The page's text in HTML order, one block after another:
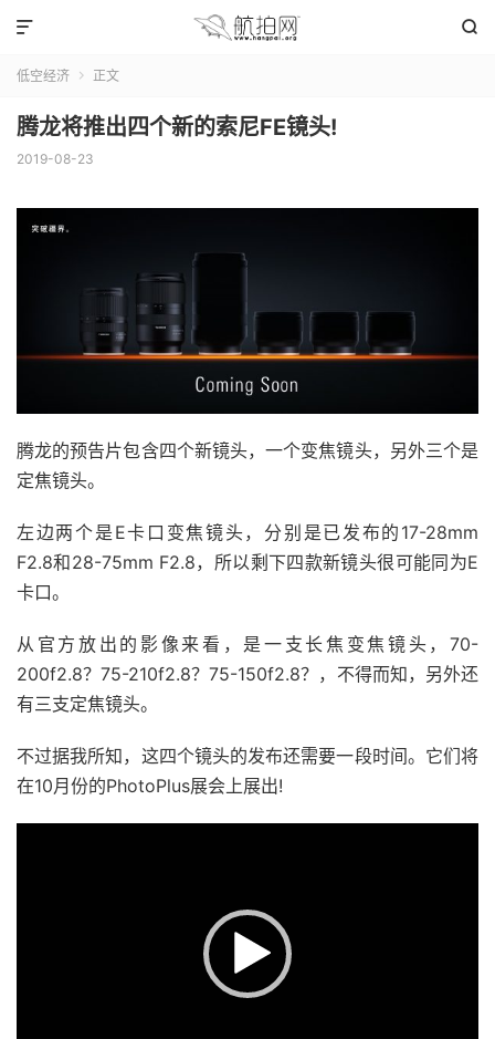


低空经济  正文
腾龙将推出四个新的索尼FE镜头!
2019-08-23
腾龙的预告片包含四个新镜头，一个变焦镜头，另外三个是
定焦镜头。
左边两个是E卡口变焦镜头，分别是已发布的17-28mm
F2.8和28-75mm F2.8，所以剩下四款新镜头很可能同为E
卡口。
从官方放出的影像来看，是一支长焦变焦镜头，70-
200f2.8？75-210f2.8？75-150f2.8？，不得而知，另外还
有三支定焦镜头。
不过据我所知，这四个镜头的发布还需要一段时间。 它们将
在10月份的PhotoPlus展会上展出!